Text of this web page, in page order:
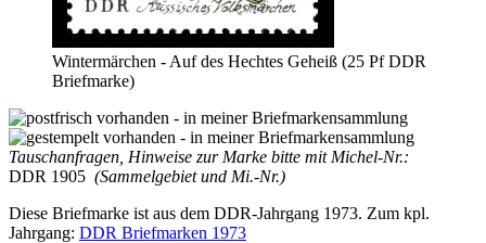
Wintermärchen - Auf des Hechtes Geheiß (25 Pf DDR
Briefmarke)
Tauschanfragen, Hinweise zur Marke bitte mit Michel-Nr.:
DDR 1905 (Sammelgebiet und Mi.-Nr.)
Diese Briefmarke ist aus dem DDR-Jahrgang 1973. Zum kpl.
Jahrgang: DDR Briefmarken 1973